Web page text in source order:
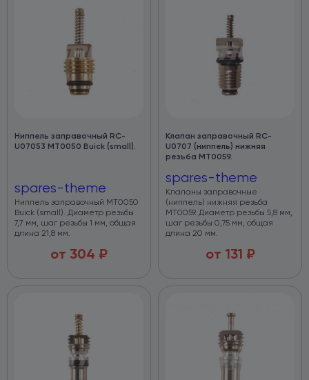
Ниппель заправочный RC-
U07053 MT0050 Buick (small).
spares-theme
Ниппель заправочный MT0050
Buick (small). Диаметр резьбы
7,7 мм, шаг резьбы 1 мм, общая
длина 21,8 мм.
от 304 ₽
Клапан заправочный RC-
U0707 (ниппель) нижняя
резьба МТ0059.
spares-theme
Клапаны заправочные
(ниппель) нижняя резьба
МТ0059. Диаметр резьбы 5,8 мм,
шаг резьбы 0,75 мм, общая
длина 20 мм.
от 131 ₽